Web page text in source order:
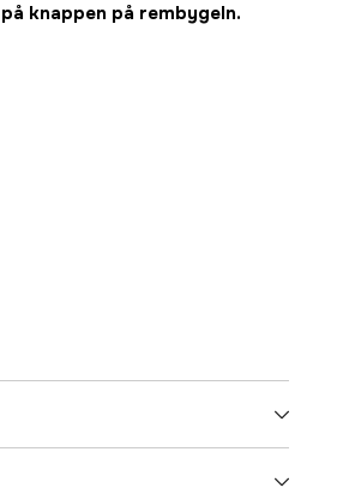
knappen på rembygeln.